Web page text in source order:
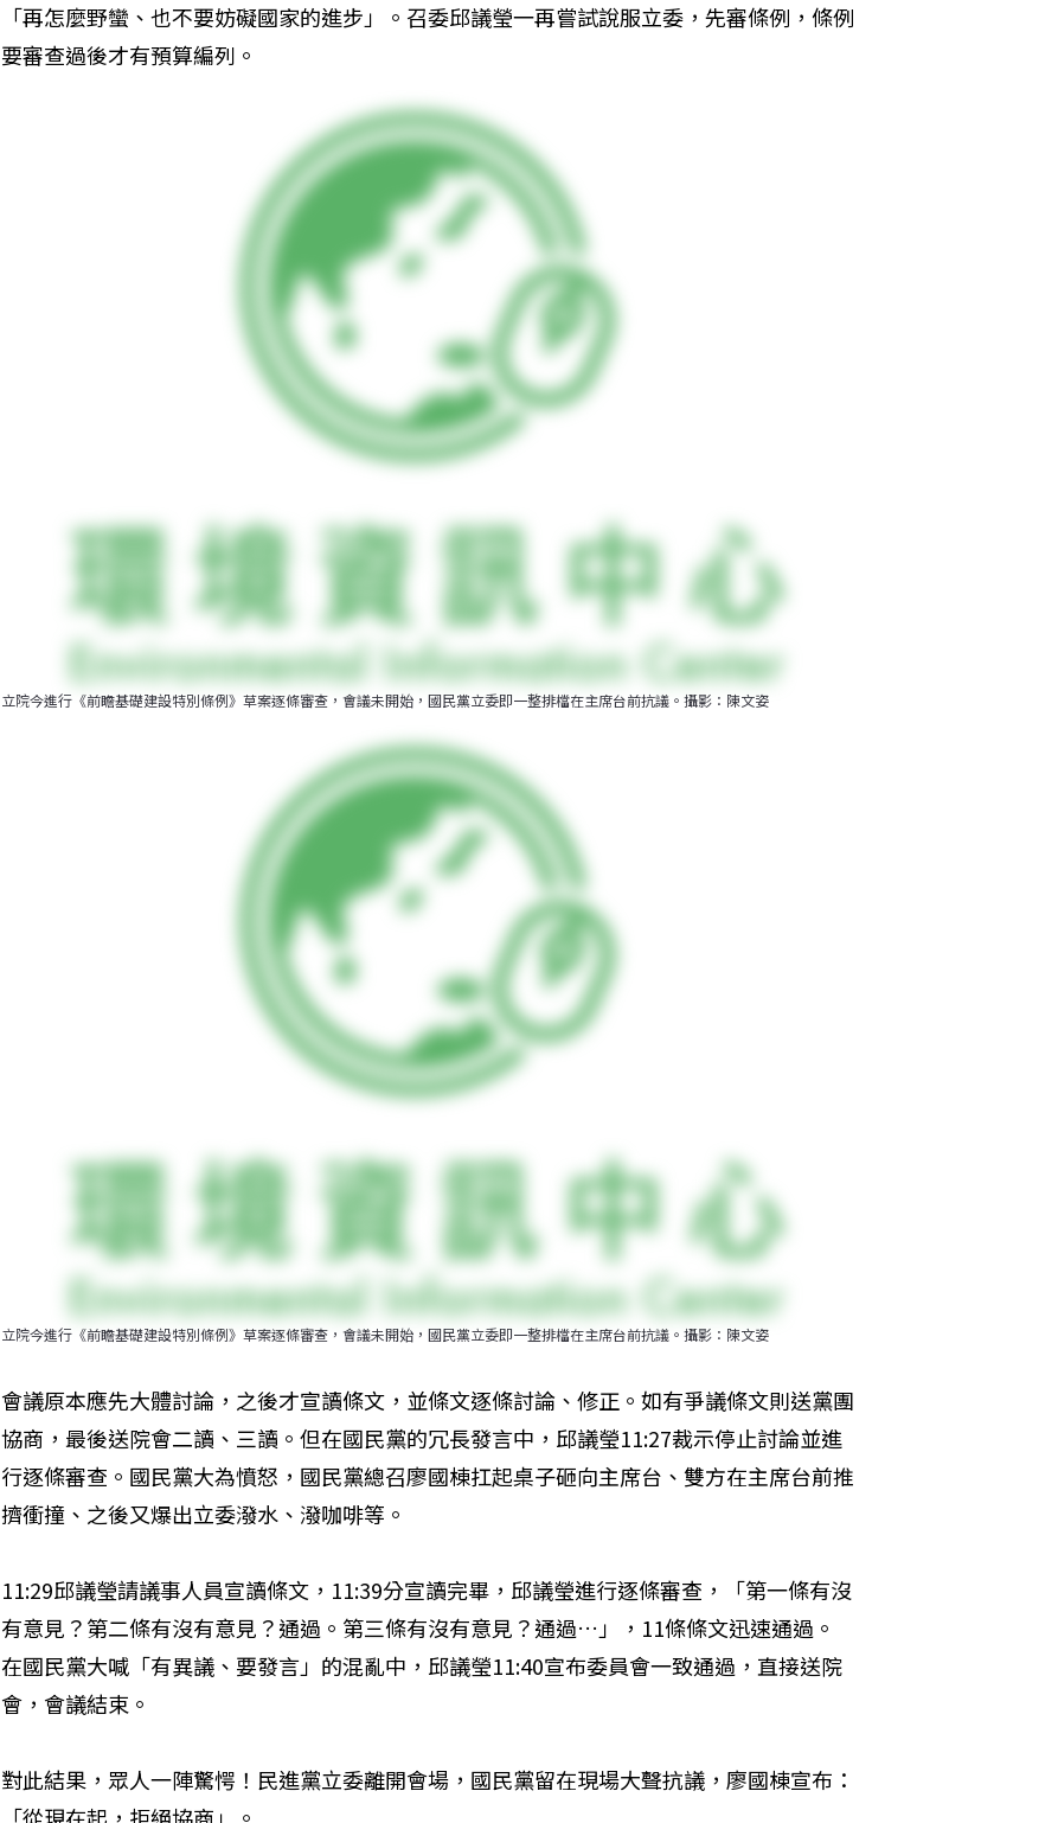
「再怎麼野蠻、也不要妨礙國家的進步」。召委邱議瑩一再嘗試說服立委，先審條例，條例
要審查過後才有預算編列。
立院今進行《前瞻基礎建設特別條例》草案逐條審查，會議未開始，國民黨立委即一整排檔在主席台前抗議。攝影：陳文姿
立院今進行《前瞻基礎建設特別條例》草案逐條審查，會議未開始，國民黨立委即一整排檔在主席台前抗議。攝影：陳文姿
會議原本應先大體討論，之後才宣讀條文，並條文逐條討論、修正。如有爭議條文則送黨團
協商，最後送院會二讀、三讀。但在國民黨的冗長發言中，邱議瑩11:27裁示停止討論並進
行逐條審查。國民黨大為憤怒，國民黨總召廖國棟扛起桌子砸向主席台、雙方在主席台前推
擠衝撞、之後又爆出立委潑水、潑咖啡等。
11:29邱議瑩請議事人員宣讀條文，11:39分宣讀完畢，邱議瑩進行逐條審查，「第一條有沒
有意見？第二條有沒有意見？通過。第三條有沒有意見？通過…」，11條條文迅速通過。
在國民黨大喊「有異議、要發言」的混亂中，邱議瑩11:40宣布委員會一致通過，直接送院
會，會議結束。
對此結果，眾人一陣驚愕！民進黨立委離開會場，國民黨留在現場大聲抗議，廖國棟宣布：